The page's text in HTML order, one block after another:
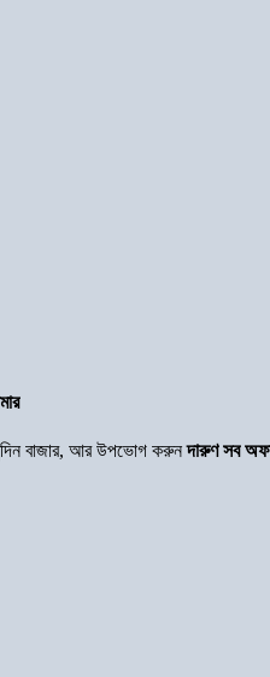
বাজার, আর উপভোগ করুনদারুণ সব